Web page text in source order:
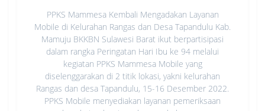
PPKS Mammesa Kembali Mengadakan Layanan
Mobile di Kelurahan Rangas dan Desa Tapandulu Kab.
Mamuju BKKBN Sulawesi Barat ikut berpartisipasi
dalam rangka Peringatan Hari Ibu ke 94 melalui
kegiatan PPKS Mammesa Mobile yang
diselenggarakan di 2 titik lokasi, yakni kelurahan
Rangas dan desa Tapandulu, 15-16 Desember 2022.
PPKS Mobile menyediakan layanan pemeriksaan